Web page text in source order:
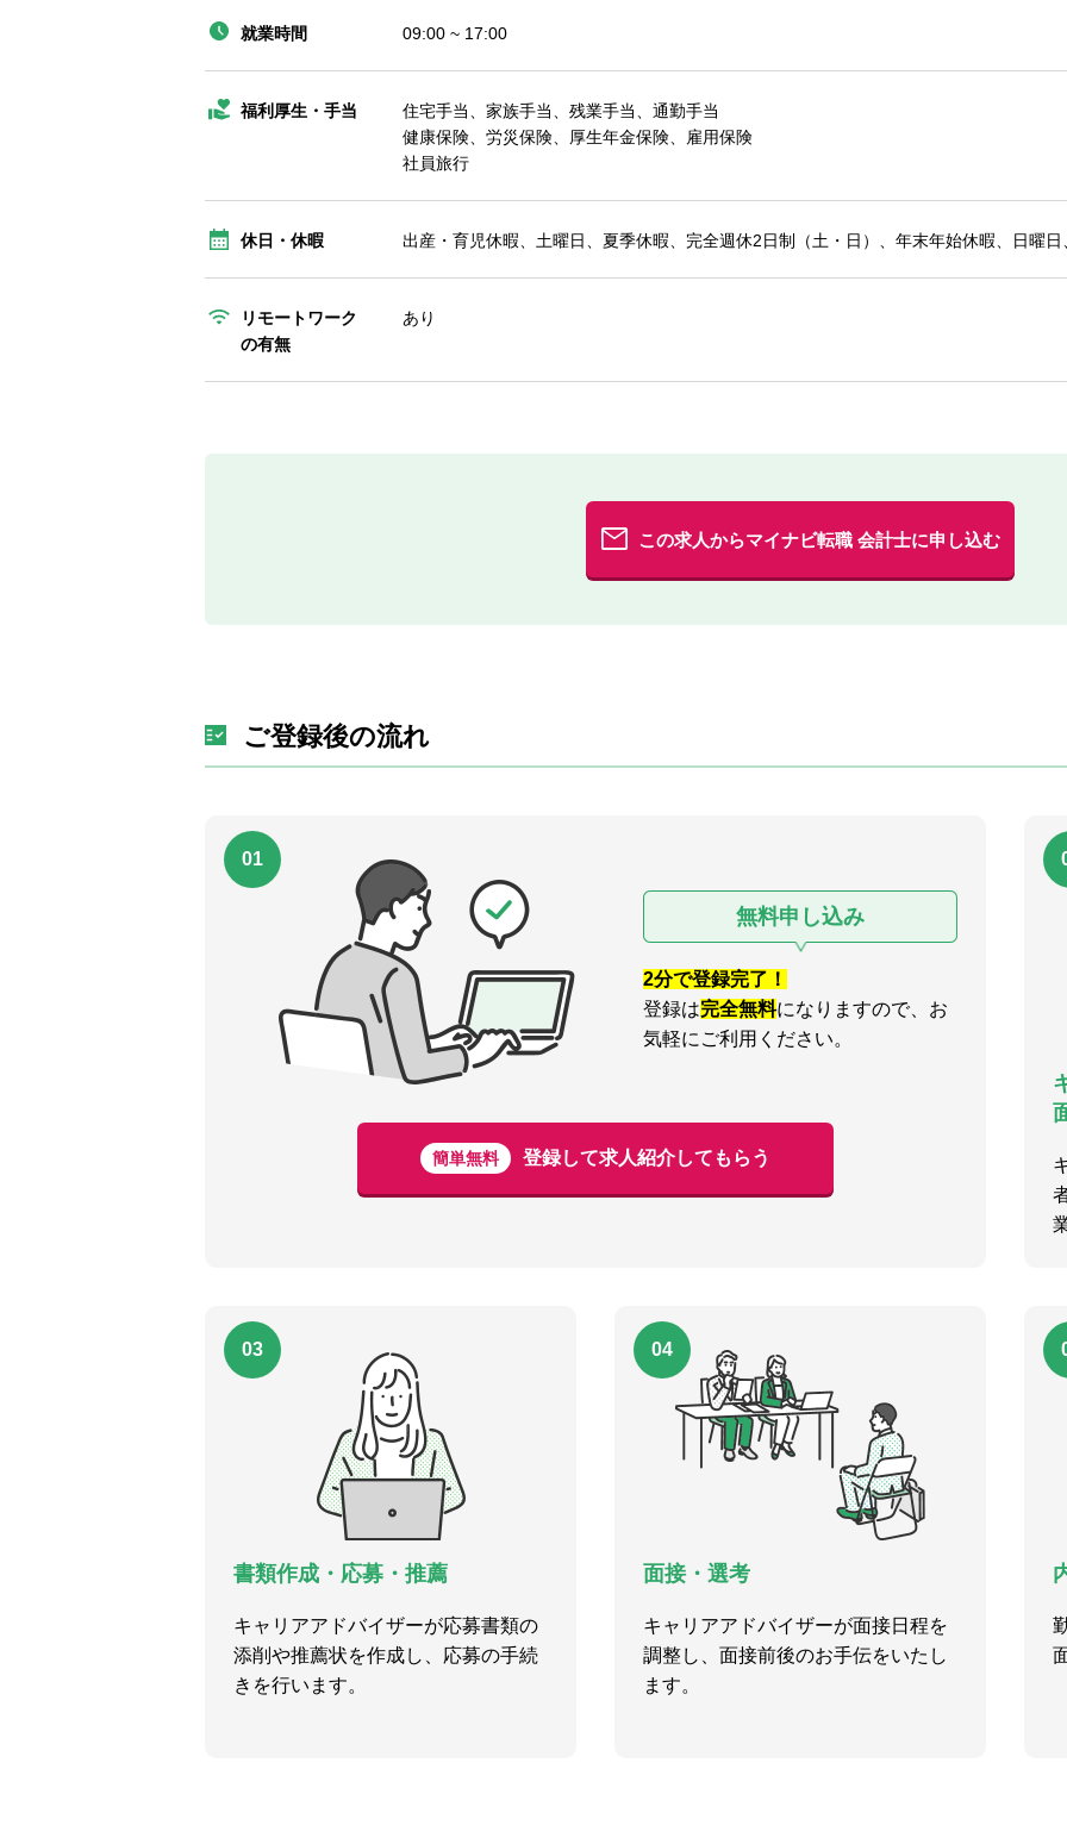
就業時間 09:00 ~ 17:00
福利厚生・手当
住宅手当、家族手当、残業手当、通勤手当
健康保険、労災保険、厚生年金保険、雇用保険
社員旅行
休日・休暇 出産・育児休暇、土曜日、夏季休暇、完全週休2日制（土・日）、年末年始休暇、日曜日
リモートワーク
の有無
あり
この求人からマイナビ転職 会計士に申し込む
ご登録後の流れ
01
無料申し込み
2分で登録完了！
登録は完全無料になりますので、お
気軽にご利用ください。
簡単無料 登録して求人紹介してもらう
03
書類作成・応募・推薦
キャリアアドバイザーが応募書類の
添削や推薦状を作成し、応募の手続
きを行います。
04
面接・選考
キャリアアドバイザーが面接日程を
調整し、面接前後のお手伝をいたし
ます。